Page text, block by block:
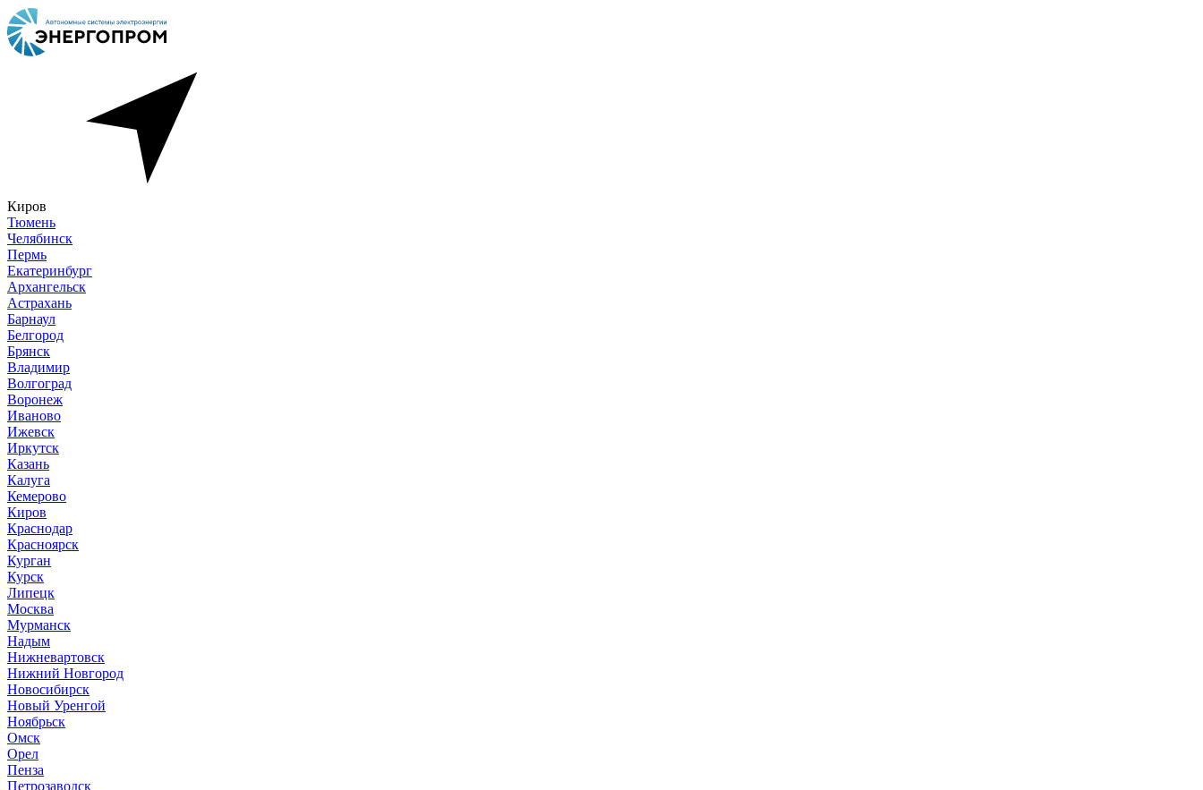
Киров
Тюмень
Челябинск
Пермь
Екатеринбург
Архангельск
Астрахань
Барнаул
Белгород
Брянск
Владимир
Волгоград
Воронеж
Иваново
Ижевск
Иркутск
Казань
Калуга
Кемерово
Киров
Краснодар
Красноярск
Курган
Курск
Липецк
Москва
Мурманск
Надым
Нижневартовск
Нижний Новгород
Новосибирск
Новый Уренгой
Ноябрьск
Омск
Орел
Пенза
Петрозаводск